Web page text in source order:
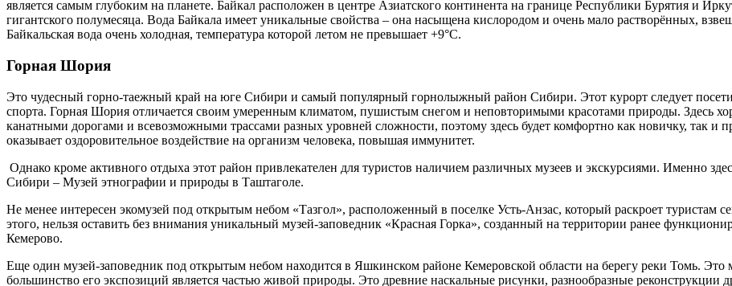
является самым глубоким на планете. Байкал расположен в центре Азиатского континента на границе Республики Бурятия и
гигантского полумесяца. Вода Байкала имеет уникальные свойства – она насыщена кислородом и очень мало растворённых,
Байкальская вода очень холодная, температура которой летом не превышает +9°C.
Горная Шория
Это чудесный горно-таежный край на юге Сибири и самый популярный горнолыжный район Сибири. Этот курорт следует
спорта. Горная Шория отличается своим умеренным климатом, пушистым снегом и неповторимыми красотами природы. Здесь
канатными дорогами и всевозможными трассами разных уровней сложности, поэтому здесь будет комфортно как новичку, так
оказывает оздоровительное воздействие на организм человека, повышая иммунитет.
Однако кроме активного отдыха этот район привлекателен для туристов наличием различных музеев и экскурсиями. Именно
Сибири – Музей этнографии и природы в Таштаголе.
Не менее интересен экомузей под открытым небом «Тазгол», расположенный в поселке Усть-Анзас, который раскроет туристам
этого, нельзя оставить без внимания уникальный музей-заповедник «Красная Горка», созданный на территории ранее
Кемерово.
Еще один музей-заповедник под открытым небом находится в Яшкинском районе Кемеровской области на берегу реки Томь.
большинство его экспозиций является частью живой природы. Это древние наскальные рисунки, разнообразные